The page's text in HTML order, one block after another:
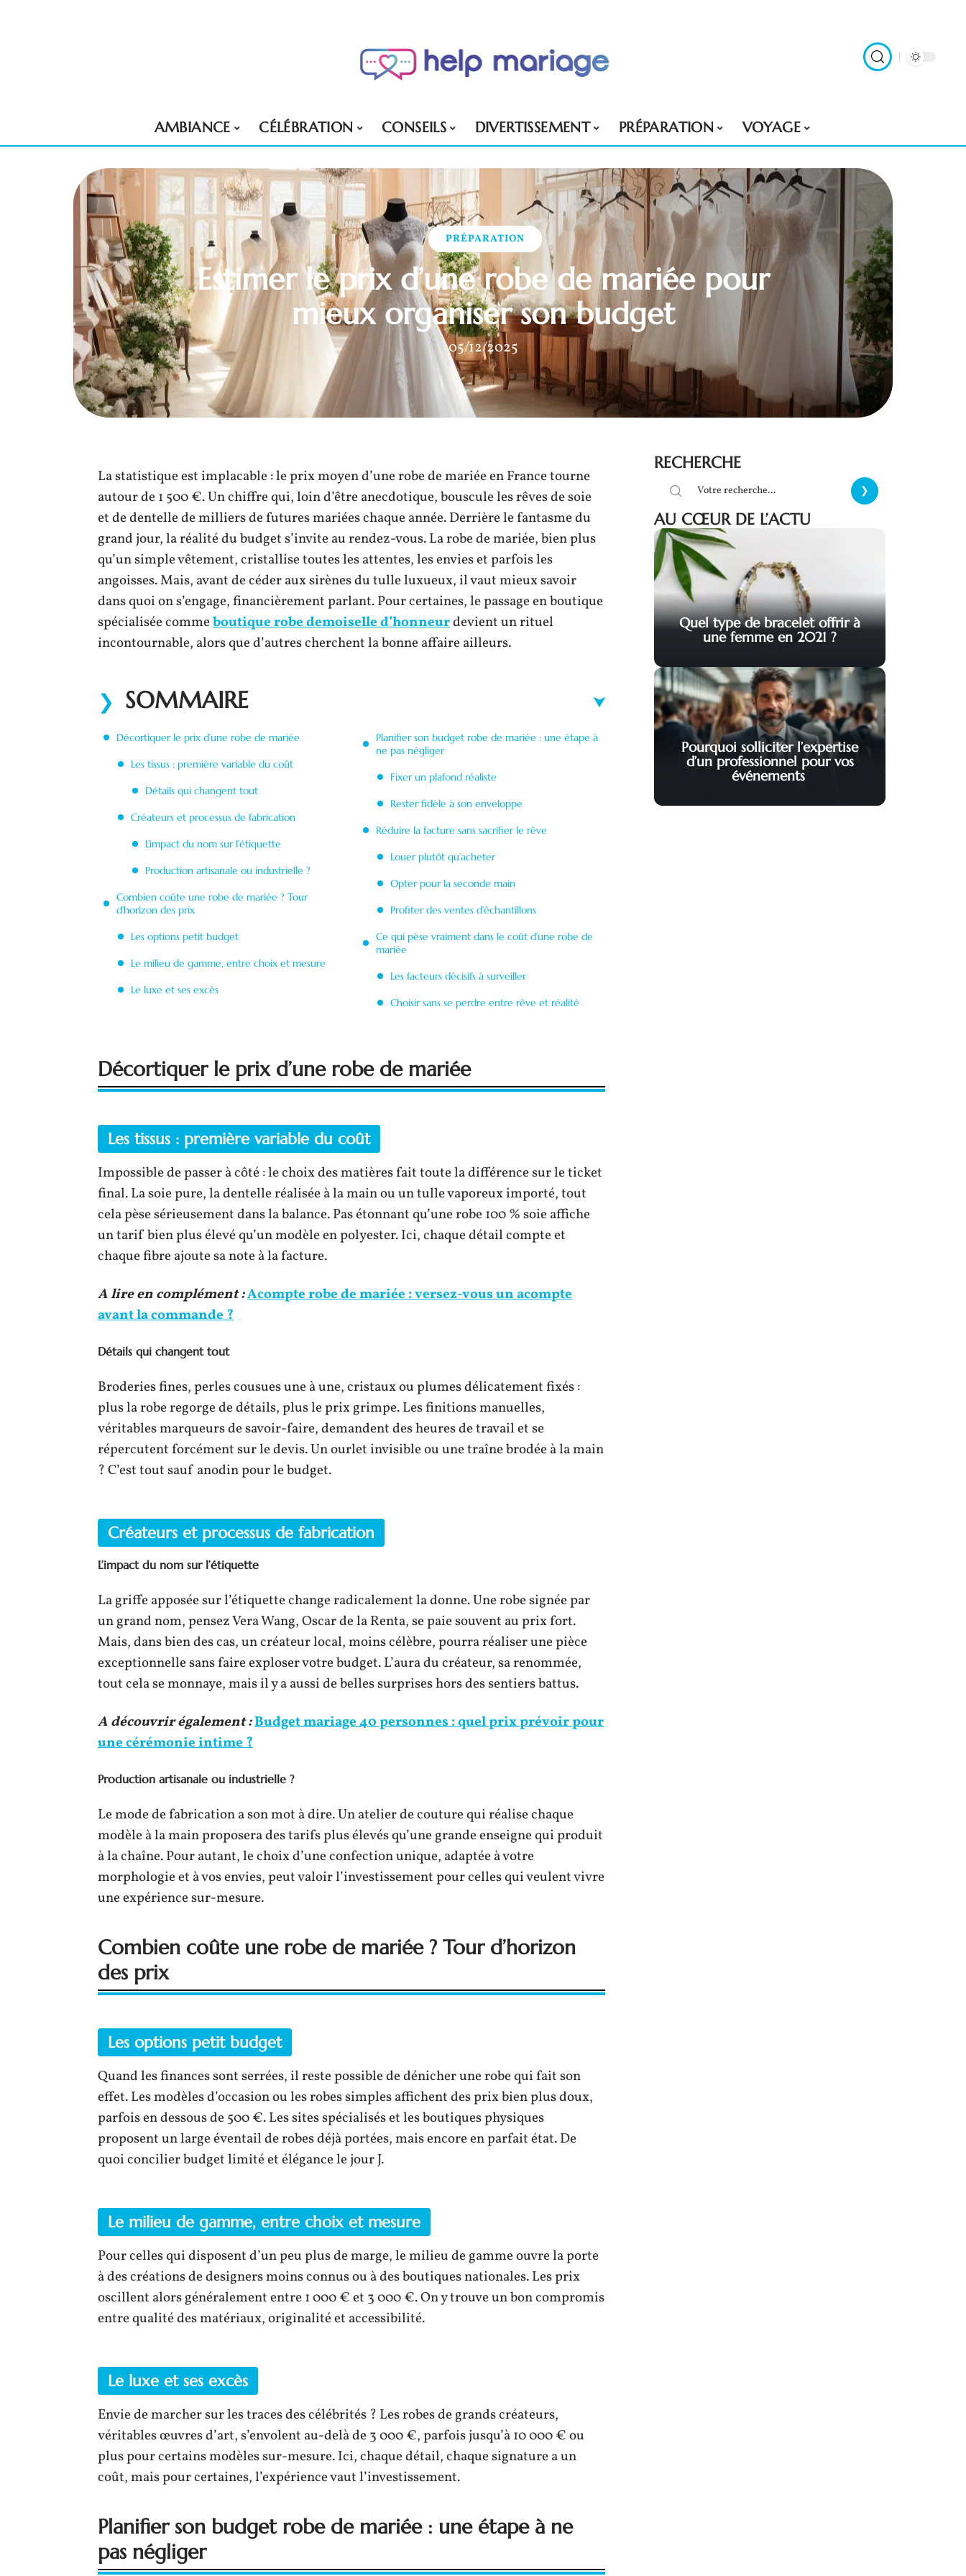
AMBIANCE CÉLÉBRATION CONSEILS DIVERTISSEMENT PRÉPARATION VOYAGE
PRÉPARATION
Estimer le prix d’une robe de mariée pour
mieux organiser son budget
05/12/2025
La statistique est implacable : le prix moyen d’une robe de mariée en France tourne
autour de 1 500 €. Un chiffre qui, loin d’être anecdotique, bouscule les rêves de soie
et de dentelle de milliers de futures mariées chaque année. Derrière le fantasme du
grand jour, la réalité du budget s’invite au rendez-vous. La robe de mariée, bien plus
qu’un simple vêtement, cristallise toutes les attentes, les envies et parfois les
angoisses. Mais, avant de céder aux sirènes du tulle luxueux, il vaut mieux savoir
dans quoi on s’engage, financièrement parlant. Pour certaines, le passage en boutique
spécialisée commeboutique robe demoiselle d’honneurdevient un rituel
incontournable, alors que d’autres cherchent la bonne affaire ailleurs.
SOMMAIRE
Décortiquer le prix d’une robe de mariée
Les tissus : première variable du coût
Détails qui changent tout
Créateurs et processus de fabrication
L’impact du nom sur l’étiquette
Production artisanale ou industrielle ?
Combien coûte une robe de mariée ? Tour
d’horizon des prix
Les options petit budget
Le milieu de gamme, entre choix et mesure
Le luxe et ses excès
Planifier son budget robe de mariée : une étape à
ne pas négliger
Fixer un plafond réaliste
Rester fidèle à son enveloppe
Réduire la facture sans sacrifier le rêve
Louer plutôt qu’acheter
Opter pour la seconde main
Profiter des ventes d’échantillons
Ce qui pèse vraiment dans le coût d’une robe de
mariée
Les facteurs décisifs à surveiller
Choisir sans se perdre entre rêve et réalité
Décortiquer le prix d’une robe de mariée
Les tissus : première variable du coût
Impossible de passer à côté : le choix des matières fait toute la différence sur le ticket
final. La soie pure, la dentelle réalisée à la main ou un tulle vaporeux importé, tout
cela pèse sérieusement dans la balance. Pas étonnant qu’une robe 100 % soie affiche
un tarif bien plus élevé qu’un modèle en polyester. Ici, chaque détail compte et
chaque fibre ajoute sa note à la facture.
A lire en complément :Acompte robe de mariée : versez-vous un acompte
avant la commande ?
Détails qui changent tout
Broderies fines, perles cousues une à une, cristaux ou plumes délicatement fixés :
plus la robe regorge de détails, plus le prix grimpe. Les finitions manuelles,
véritables marqueurs de savoir-faire, demandent des heures de travail et se
répercutent forcément sur le devis. Un ourlet invisible ou une traîne brodée à la main
? C’est tout sauf anodin pour le budget.
Créateurs et processus de fabrication
L’impact du nom sur l’étiquette
La griffe apposée sur l’étiquette change radicalement la donne. Une robe signée par
un grand nom, pensez Vera Wang, Oscar de la Renta, se paie souvent au prix fort.
Mais, dans bien des cas, un créateur local, moins célèbre, pourra réaliser une pièce
exceptionnelle sans faire exploser votre budget. L’aura du créateur, sa renommée,
tout cela se monnaye, mais il y a aussi de belles surprises hors des sentiers battus.
A découvrir également :Budget mariage 40 personnes : quel prix prévoir pour
une cérémonie intime ?
Production artisanale ou industrielle ?
Le mode de fabrication a son mot à dire. Un atelier de couture qui réalise chaque
modèle à la main proposera des tarifs plus élevés qu’une grande enseigne qui produit
à la chaîne. Pour autant, le choix d’une confection unique, adaptée à votre
morphologie et à vos envies, peut valoir l’investissement pour celles qui veulent vivre
une expérience sur-mesure.
Combien coûte une robe de mariée ? Tour d’horizon
des prix
Les options petit budget
Quand les finances sont serrées, il reste possible de dénicher une robe qui fait son
effet. Les modèles d’occasion ou les robes simples affichent des prix bien plus doux,
parfois en dessous de 500 €. Les sites spécialisés et les boutiques physiques
proposent un large éventail de robes déjà portées, mais encore en parfait état. De
quoi concilier budget limité et élégance le jour J.
Le milieu de gamme, entre choix et mesure
Pour celles qui disposent d’un peu plus de marge, le milieu de gamme ouvre la porte
à des créations de designers moins connus ou à des boutiques nationales. Les prix
oscillent alors généralement entre 1 000 € et 3 000 €. On y trouve un bon compromis
entre qualité des matériaux, originalité et accessibilité.
Le luxe et ses excès
Envie de marcher sur les traces des célébrités ? Les robes de grands créateurs,
véritables œuvres d’art, s’envolent au-delà de 3 000 €, parfois jusqu’à 10 000 € ou
plus pour certains modèles sur-mesure. Ici, chaque détail, chaque signature a un
coût, mais pour certaines, l’expérience vaut l’investissement.
Planifier son budget robe de mariée : une étape à ne
pas négliger
RECHERCHE
AU CŒUR DE L’ACTU
Quel type de bracelet offrir à
une femme en 2021 ?
Pourquoi solliciter l’expertise
d’un professionnel pour vos
événements